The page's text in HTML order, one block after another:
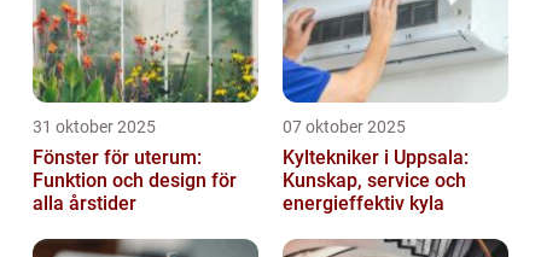
31 oktober 2025
Fönster för uterum:
Funktion och design för
alla årstider
07 oktober 2025
Kyltekniker i Uppsala:
Kunskap, service och
energieffektiv kyla